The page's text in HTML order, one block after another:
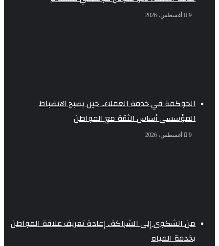
9 أغسطس، 2026
الحوكمة في خدمة العملاء.. حين يصبح الانضباط
المؤسسي أساس الثقة مع المواطن
9 أغسطس، 2026
من الشكوى إلى الشراكة.. إعادة تعريف علاقة المواطن
بخدمة المياه